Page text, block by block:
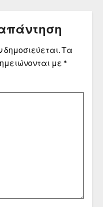
δημοσιεύεται.Τα
με *